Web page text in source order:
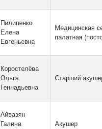
Пилипенко
Елена
Евгеньевна
Медицинская
палатная
Коростелёва
Ольга
Геннадьевна
Старший
Айвазян
Галина
Акушер